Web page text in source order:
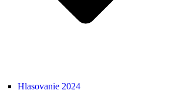
Hlasovanie 2024